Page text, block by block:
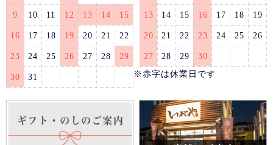
9 10 11 12 13 14 15
16 17 18 19 20 21 22
23 24 25 26 27 28 29
30 31
13 14 15 16 17 18 19
20 21 22 23 24 25 26
27 28 29
30
※赤字は休業日です